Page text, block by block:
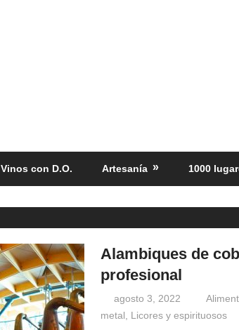
Vinos con D.O. Artesanía 1000
Alambiques de
profesional
agosto 3, 2022
metal
Licores y espirituosos